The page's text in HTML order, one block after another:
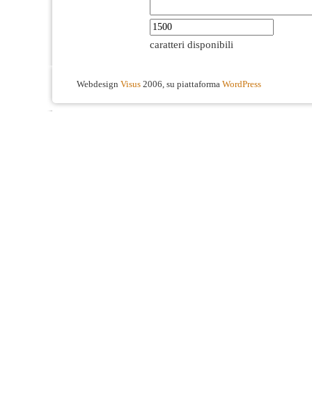
caratteri disponibili
Webdesign Visus 2006, su piattaforma WordPress